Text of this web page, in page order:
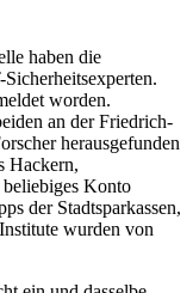
haben die
worden.
an der Friedrich-
herausgefunden
Hackern,
Konto
der Stadtsparkassen,
wurden von